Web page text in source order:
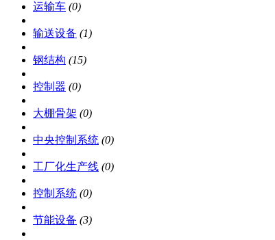
运输车 (0)
输送设备 (1)
钢结构 (15)
控制器 (0)
大棚骨架 (0)
中央控制系统 (0)
工厂化生产线 (0)
控制系统 (0)
节能设备 (3)